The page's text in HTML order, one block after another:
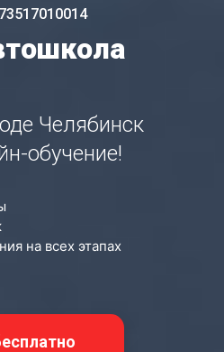
73517010014
Челябинск
обучение!
на всех этапах